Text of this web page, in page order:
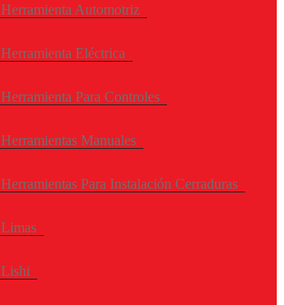
Herramienta Automotriz
Herramienta Eléctrica
Herramienta Para Controles
Herramientas Manuales
Herramientas Para Instalación Cerraduras
Limas
Lishi